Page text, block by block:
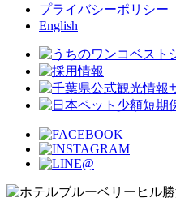
プライバシーポリシー
English